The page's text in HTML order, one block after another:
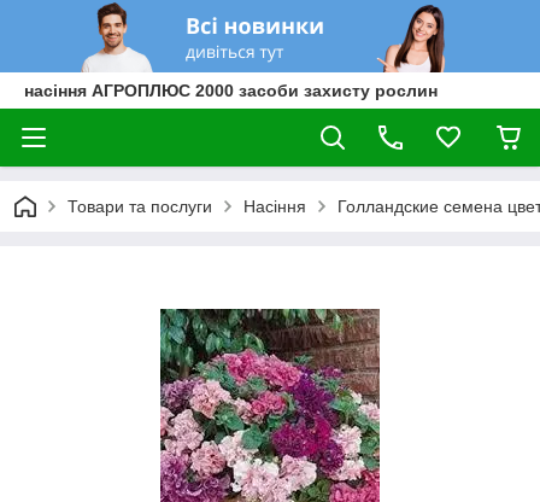
насіння АГРОПЛЮС 2000 засоби захисту рослин
Товари та послуги Насіння Голландские семена